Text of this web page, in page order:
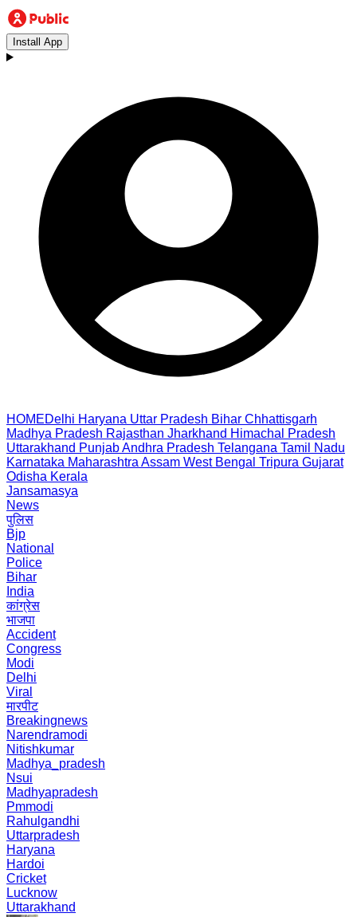
Install App
HOMEDelhi Haryana Uttar Pradesh Bihar Chhattisgarh
Madhya Pradesh Rajasthan Jharkhand Himachal Pradesh
Uttarakhand PunjabAndhra Pradesh Telangana Tamil Nadu
Karnataka Maharashtra Assam West Bengal Tripura Gujarat
Odisha Kerala
Jansamasya
News
पुलिस
Bjp
National
Police
Bihar
India
कांग्रेस
भाजपा
Accident
Congress
Modi
Delhi
Viral
मारपीट
Breakingnews
Narendramodi
Nitishkumar
Madhya_pradesh
Nsui
Madhyapradesh
Pmmodi
Rahulgandhi
Uttarpradesh
Haryana
Hardoi
Cricket
Lucknow
Uttarakhand